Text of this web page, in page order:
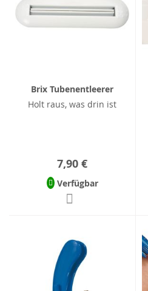
Brix Tubenentleerer
Holt raus, was drin ist
7,90 €
Verfügbar